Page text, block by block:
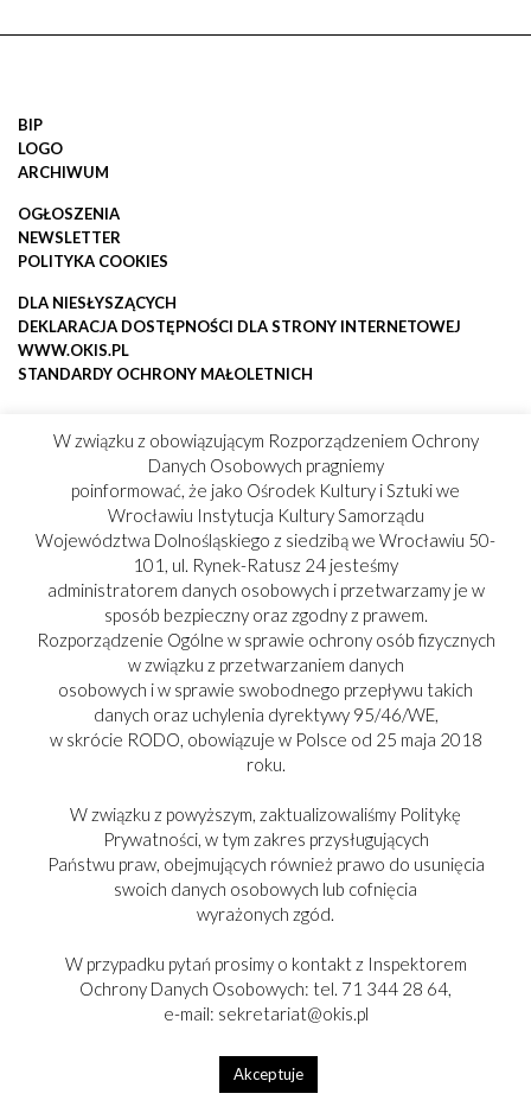
BIP
LOGO
ARCHIWUM
OGŁOSZENIA
NEWSLETTER
POLITYKA COOKIES
DLA NIESŁYSZĄCYCH
DEKLARACJA DOSTĘPNOŚCI DLA STRONY INTERNETOWEJ
WWW.OKIS.PL
STANDARDY OCHRONY MAŁOLETNICH
W związku z obowiązującym Rozporządzeniem Ochrony
Danych Osobowych pragniemy
poinformować, że jako Ośrodek Kultury i Sztuki we
Wrocławiu Instytucja Kultury Samorządu
Województwa Dolnośląskiego z siedzibą we Wrocławiu 50-
101, ul. Rynek-Ratusz 24 jesteśmy
administratorem danych osobowych i przetwarzamy je w
sposób bezpieczny oraz zgodny z prawem.
Rozporządzenie Ogólne w sprawie ochrony osób fizycznych
w związku z przetwarzaniem danych
osobowych i w sprawie swobodnego przepływu takich
danych oraz uchylenia dyrektywy 95/46/WE,
w skrócie RODO, obowiązuje w Polsce od 25 maja 2018
roku.
W związku z powyższym, zaktualizowaliśmy Politykę
Prywatności, w tym zakres przysługujących
Państwu praw, obejmujących również prawo do usunięcia
swoich danych osobowych lub cofnięcia
wyrażonych zgód.
W przypadku pytań prosimy o kontakt z Inspektorem
Ochrony Danych Osobowych: tel. 71 344 28 64,
e-mail: sekretariat@okis.pl
Akceptuje